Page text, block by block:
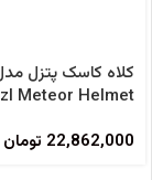
کلاه کاسک پتزل
Meteor Helmet
22,862,000 تومان